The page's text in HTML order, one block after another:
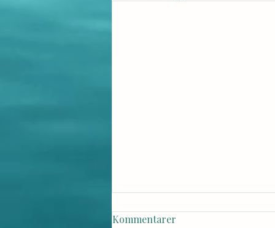
Kommentarer